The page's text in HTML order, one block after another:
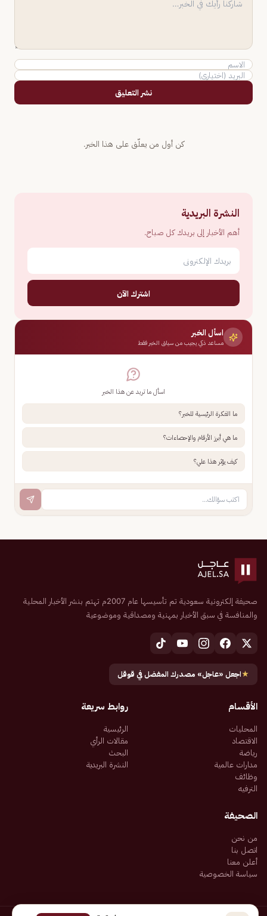
نشر التعليق
كن أول من يعلّق على هذا الخبر.
النشرة البريدية
أهم الأخبار إلى بريدك كل صباح.
اشترك الآن
اسأل الخبر
مساعد ذكي يجيب من سياق الخبر فقط
اسأل ما تريد عن هذا الخبر
ما الفكرة الرئيسية للخبر؟
ما هي أبرز الأرقام والإحصاءات؟
كيف يؤثر هذا علي؟
صحيفة إلكترونية سعودية تم تأسيسها عام 2007م تهتم بنشر الأخبار المحلية
والمنافسة في سبق الأخبار بمهنية ومصداقية وموضوعية
★اجعل «عاجل» مصدرك المفضل في قوقل
الأقسام
المحليات
الاقتصاد
رياضة
مدارات عالمية
وظائف
الترفيه
روابط سريعة
الرئيسية
مقالات الرأي
البحث
النشرة البريدية
الصحيفة
من نحن
اتصل بنا
أعلن معنا
سياسة الخصوصية